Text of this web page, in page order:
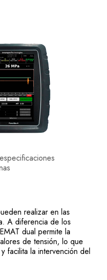
realizar en las
A diferencia de los
dual permite la
de tensión, lo que
facilita la intervención del